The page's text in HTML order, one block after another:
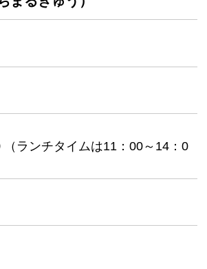
（ランチタイムは11：00～14：0